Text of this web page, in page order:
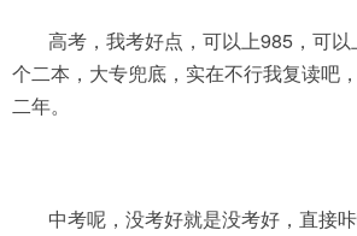
高考，我考好点，可以上985，可
个二本，大专兜底，实在不行我复读吧
二年。
中考呢，没考好就是没考好，直接